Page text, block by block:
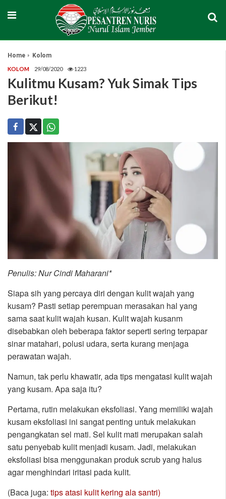
Home Kolom
KOLOM 29/08/2020 1223
Kulitmu Kusam? Yuk Simak Tips
Berikut!
Penulis: Nur Cindi Maharani*
Siapa sih yang percaya diri dengan kulit wajah yang
kusam? Pasti setiap perempuan merasakan hal yang
sama saat kulit wajah kusan. Kulit wajah kusanm
disebabkan oleh beberapa faktor seperti sering terpapar
sinar matahari, polusi udara, serta kurang menjaga
perawatan wajah.
Namun, tak perlu khawatir, ada tips mengatasi kulit wajah
yang kusam. Apa saja itu?
Pertama, rutin melakukan eksfoliasi. Yang memiliki wajah
kusam eksfoliasi ini sangat penting untuk melakukan
pengangkatan sel mati. Sel kulit mati merupakan salah
satu penyebab kulit menjadi kusam. Jadi, melakukan
eksfoliasi bisa menggunakan produk scrub yang halus
agar menghindari iritasi pada kulit.
(Baca juga: tips atasi kulit kering ala santri)